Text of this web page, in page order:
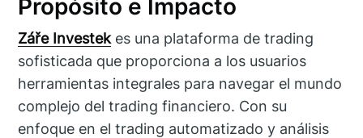
Propósito e Impacto
Záře Investekes una plataforma de trading
sofisticada que proporciona a los usuarios
herramientas integrales para navegar el mundo
complejo del trading financiero. Con su
enfoque en el trading automatizado y análisis